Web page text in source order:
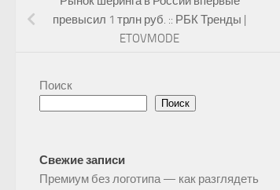
превысил 1 трлн руб. :: РБК Тренды |
ETOVMODE
Поиск
Поиск
Свежие записи
Премиум без логотипа — как разглядеть